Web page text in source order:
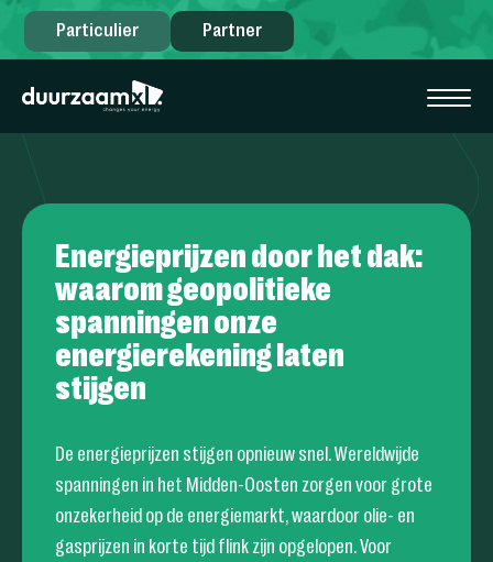
Particulier Partner
Energieprijzen door het dak:
waarom geopolitieke
spanningen onze
energierekening laten
stijgen
De energieprijzen stijgen opnieuw snel. Wereldwijde
spanningen in het Midden-Oosten zorgen voor grote
onzekerheid op de energiemarkt, waardoor olie- en
gasprijzen in korte tijd flink zijn opgelopen. Voor